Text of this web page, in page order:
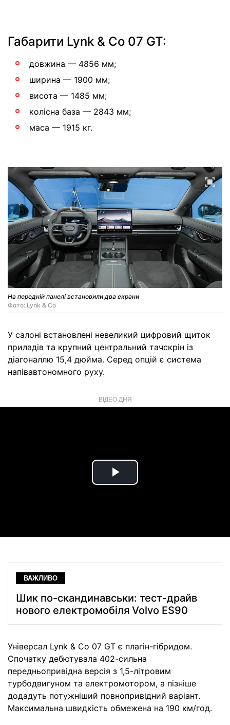
Габарити Lynk & Co 07 GT:
довжина — 4856 мм;
ширина — 1900 мм;
висота — 1485 мм;
колісна база — 2843 мм;
маса — 1915 кг.
На передній панелі встановили два екрани
Фото: Lynk & Co
У салоні встановлені невеликий цифровий щиток
приладів та крупний центральний тачскрін із
діагоналлю 15,4 дюйма. Серед опцій є система
напівавтономного руху.
ВІДЕО ДНЯ
Play
ВАЖЛИВО
Шик по-скандинавськи: тест-драйв
нового електромобіля Volvo ES90
Універсал Lynk & Co 07 GT є плагін-гібридом.
Спочатку дебютувала 402-сильна
передньопривідна версія з 1,5-літровим
турбодвигуном та електромотором, а пізніше
додадуть потужніший повнопривідний варіант.
Максимальна швидкість обмежена на 190 км/год.